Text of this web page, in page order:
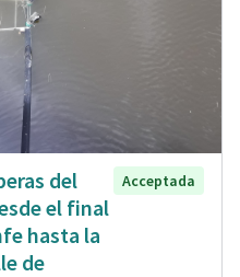
del
el final
hasta la
de
Acceptada